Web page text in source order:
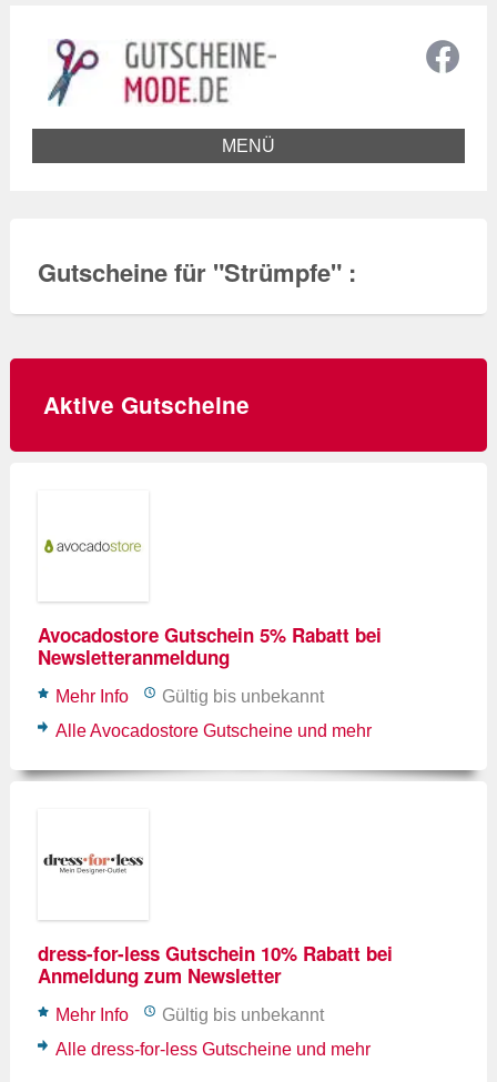
MENÜ
Gutscheine für "Strümpfe" :
Aktive Gutscheine
Avocadostore Gutschein 5% Rabatt bei
Newsletteranmeldung
Mehr Info
Gültig bis unbekannt
Alle Avocadostore Gutscheine und mehr
dress-for-less Gutschein 10% Rabatt bei
Anmeldung zum Newsletter
Mehr Info
Gültig bis unbekannt
Alle dress-for-less Gutscheine und mehr